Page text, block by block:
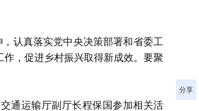
认真落实党中央决策部署和省委工
，促进乡村振兴取得新成效。要聚
通运输厅副厅长程保国参加相关活
分享